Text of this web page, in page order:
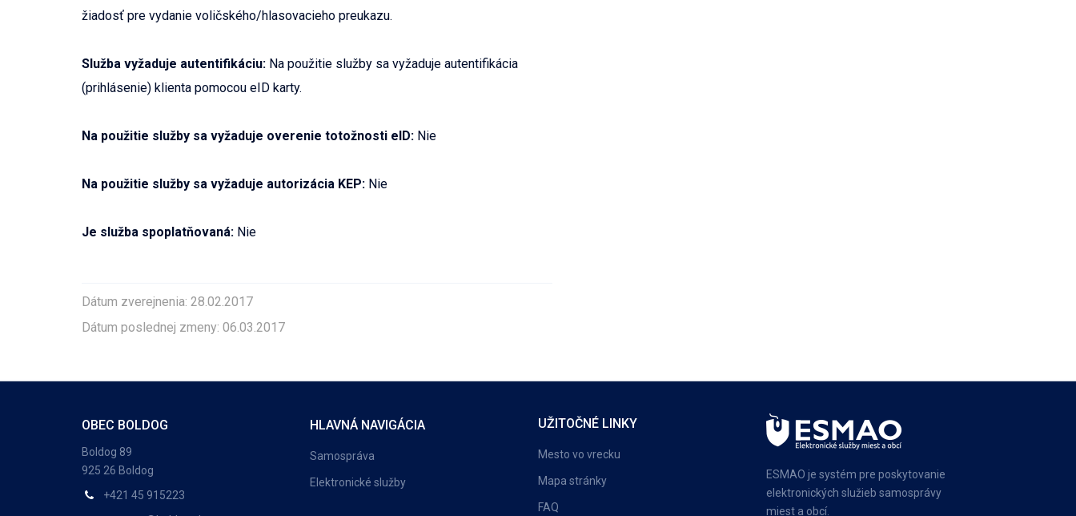
žiadosť pre vydanie voličského/hlasovacieho preukazu.
Služba vyžaduje autentifikáciu: Na použitie služby sa vyžaduje autentifikácia
(prihlásenie) klienta pomocou eID karty.
Na použitie služby sa vyžaduje overenie totožnosti eID: Nie
Na použitie služby sa vyžaduje autorizácia KEP: Nie
Je služba spoplatňovaná: Nie
Dátum zverejnenia: 28.02.2017
Dátum poslednej zmeny: 06.03.2017
OBEC BOLDOG
Boldog 89
925 26 Boldog
+421 45 915223
HLAVNÁ NAVIGÁCIA
Samospráva
Elektronické služby
UŽITOČNÉ LINKY
Mesto vo vrecku
Mapa stránky
FAQ
ESMAO je systém pre poskytovanie
elektronických služieb samosprávy
miest a obcí.